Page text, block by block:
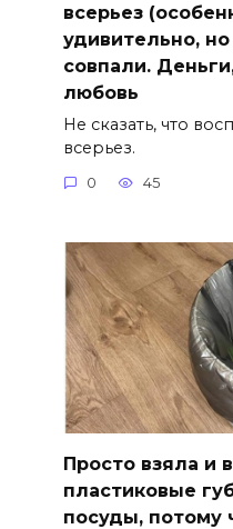
всерьез
удивительно,
совпали.
любовь
Не сказать, что
всерьез.
0 45
Просто взяла и
пластиковые
посуды, потому